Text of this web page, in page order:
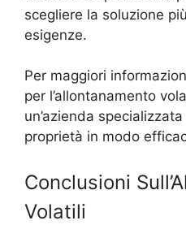
scegliere la soluzione
esigenze.
Per maggiori
per l’allontanamento
un’azienda
proprietà in modo
Conclusioni
Volatili